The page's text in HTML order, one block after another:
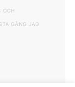
OCH
GÅNG JAG